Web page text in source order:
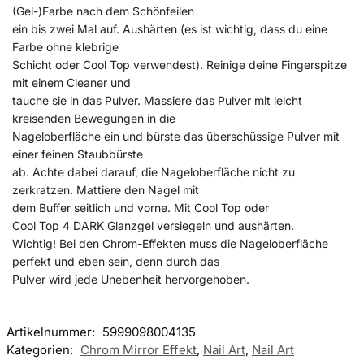
(Gel-)Farbe nach dem Schönfeilen
ein bis zwei Mal auf. Aushärten (es ist wichtig, dass du eine
Farbe ohne klebrige
Schicht oder Cool Top verwendest). Reinige deine Fingerspitze
mit einem Cleaner und
tauche sie in das Pulver. Massiere das Pulver mit leicht
kreisenden Bewegungen in die
Nageloberfläche ein und bürste das überschüssige Pulver mit
einer feinen Staubbürste
ab. Achte dabei darauf, die Nageloberfläche nicht zu
zerkratzen. Mattiere den Nagel mit
dem Buffer seitlich und vorne. Mit Cool Top oder
Cool Top 4 DARK Glanzgel versiegeln und aushärten.
Wichtig! Bei den Chrom-Effekten muss die Nageloberfläche
perfekt und eben sein, denn durch das
Pulver wird jede Unebenheit hervorgehoben.
Artikelnummer: 5999098004135
Kategorien: Chrom Mirror Effekt, Nail Art, Nail Art